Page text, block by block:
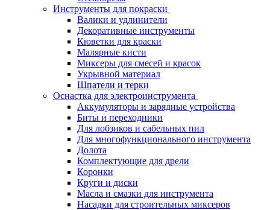
Инструменты для покраски
Валики и удлинители
Декоративные инструменты
Кюветки для краски
Малярные кисти
Миксеры для смесей и красок
Укрывной материал
Шпатели и терки
Оснастка для электроинструмента
Аккумуляторы и зарядные устройства
Биты и переходники
Для лобзиков и сабельных пил
Для многофункционального инструмента
Долота
Комплектующие для дрели
Коронки
Круги и диски
Масла и смазки для инструмента
Насадки для строительных миксеров